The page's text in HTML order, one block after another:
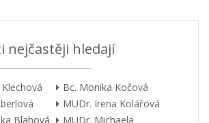
nejčastěji hledají
Bc. Monika Kočová
MUDr. Irena Kolářová
Blahová
MUDr. Michaela